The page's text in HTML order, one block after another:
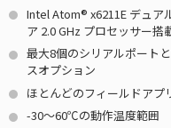
Intel Atom® x6211E デュア
ア 2.0 GHz プロセッサー搭
最大8個のシリアルポート
スオプション
ほとんどのフィールドア
-30～60℃の動作温度範囲